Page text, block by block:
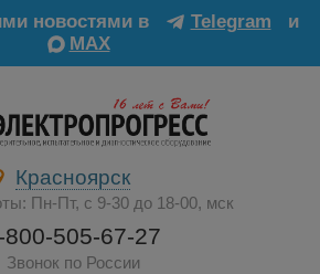
новостями в Telegram
и
MAX
Красноярск
Пн-Пт, с 9-30 до 18-00, мск
800-505-67-27
Звонок по России